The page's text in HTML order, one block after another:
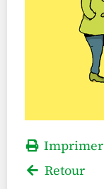
Imprimer
Retour